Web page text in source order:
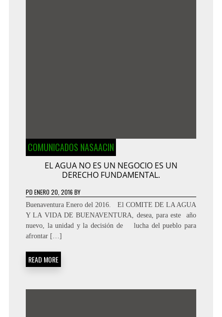
COMUNICADOS NASAACIN
EL AGUA NO ES UN NEGOCIO ES UN
DERECHO FUNDAMENTAL.
PD ENERO 20, 2016 BY
Buenaventura Enero del 2016. El COMITE DE LA AGUA
Y LA VIDA DE BUENAVENTURA, desea, para este año
nuevo, la unidad y la decisión de lucha del pueblo para
afrontar […]
READ MORE